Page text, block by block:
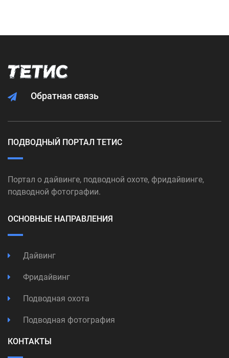
Обратная связь
ПОДВОДНЫЙ ПОРТАЛ ТЕТИС
Портал о дайвинге, подводной охоте, фридайвинге,
подводной фотографии.
ОСНОВНЫЕ НАПРАВЛЕНИЯ
Дайвинг
Фридайвинг
Подводная охота
Подводная фотография
КОНТАКТЫ